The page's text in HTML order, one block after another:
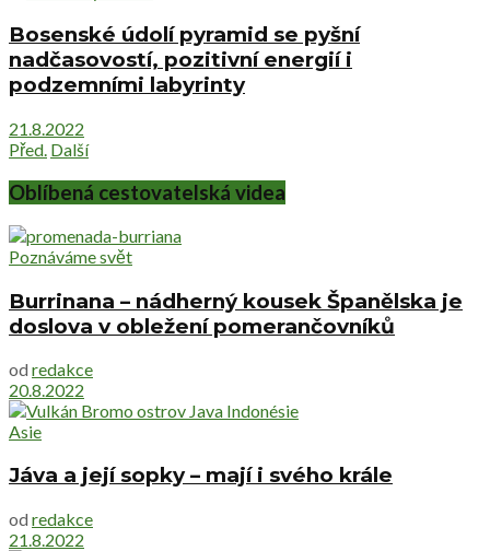
Bosenské údolí pyramid se pyšní
nadčasovostí, pozitivní energií i
podzemními labyrinty
21.8.2022
Před. Další
Oblíbená cestovatelská videa
Poznáváme svět
Burrinana – nádherný kousek Španělska je
doslova v obležení pomerančovníků
od redakce
20.8.2022
Asie
Jáva a její sopky – mají i svého krále
od redakce
21.8.2022